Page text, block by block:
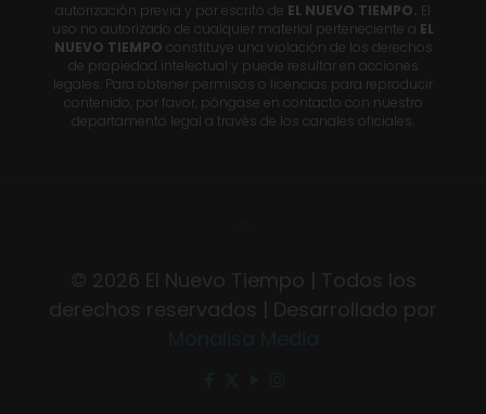
autorización previa y por escrito de EL NUEVO TIEMPO. El
uso no autorizado de cualquier material perteneciente a EL
NUEVO TIEMPO constituye una violación de los derechos
de propiedad intelectual y puede resultar en acciones
legales. Para obtener permisos o licencias para reproducir
contenido, por favor, póngase en contacto con nuestro
departamento legal a través de los canales oficiales.
© 2026 El Nuevo Tiempo | Todos los
derechos reservados | Desarrollado por